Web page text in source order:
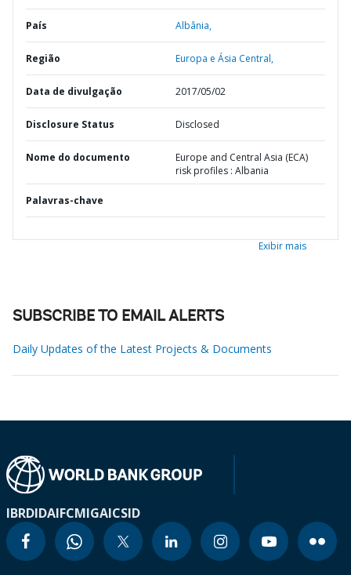
País Albânia,
Região Europa e Ásia Central,
Data de divulgação 2017/05/02
Disclosure Status Disclosed
Nome do documento
Europe and Central Asia (ECA)
risk profiles : Albania
Palavras-chave
Exibir mais
SUBSCRIBE TO EMAIL ALERTS
Daily Updates of the Latest Projects & Documents
IBRDIDAIFCMIGAICSID